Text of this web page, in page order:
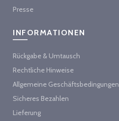
Presse
INFORMATIONEN
Rückgabe & Umtausch
Rechtliche Hinweise
Allgemeine Geschäftsbedingungen
Sicheres Bezahlen
Lieferung